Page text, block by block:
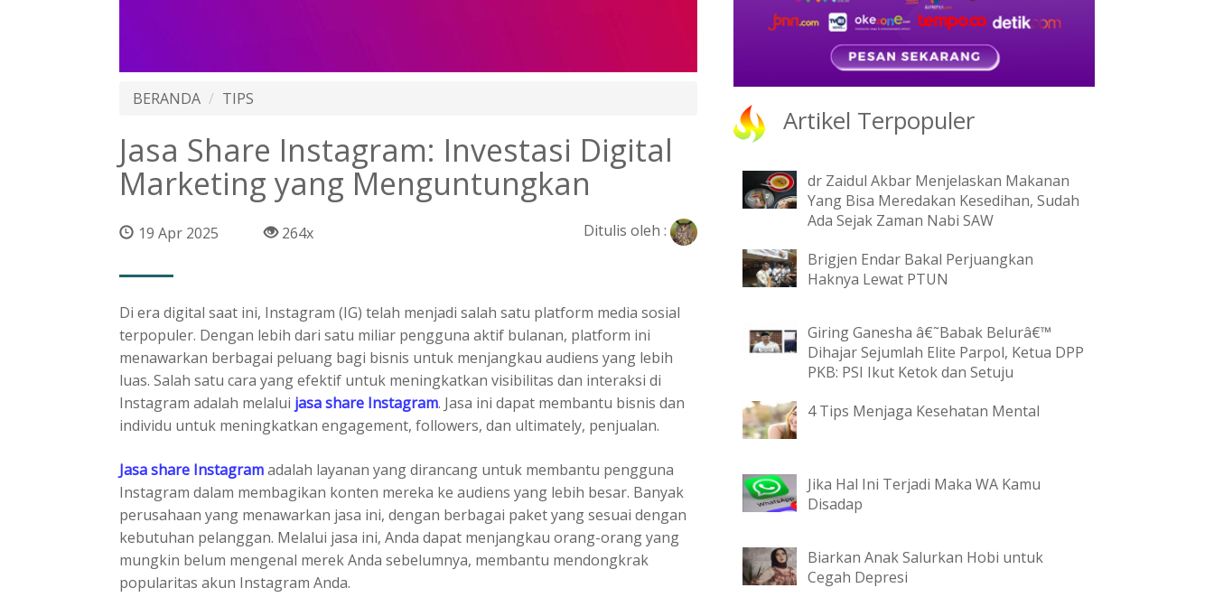
BERANDA TIPS
Jasa Share Instagram: Investasi Digital
Marketing yang Menguntungkan
19 Apr 2025 264x Ditulis oleh :
Di era digital saat ini, Instagram (IG) telah menjadi salah satu platform media sosial
terpopuler. Dengan lebih dari satu miliar pengguna aktif bulanan, platform ini
menawarkan berbagai peluang bagi bisnis untuk menjangkau audiens yang lebih
luas. Salah satu cara yang efektif untuk meningkatkan visibilitas dan interaksi di
Instagram adalah melalui jasa share Instagram. Jasa ini dapat membantu bisnis dan
individu untuk meningkatkan engagement, followers, dan ultimately, penjualan.
Jasa share Instagramadalah layanan yang dirancang untuk membantu pengguna
Instagram dalam membagikan konten mereka ke audiens yang lebih besar. Banyak
perusahaan yang menawarkan jasa ini, dengan berbagai paket yang sesuai dengan
kebutuhan pelanggan. Melalui jasa ini, Anda dapat menjangkau orang-orang yang
mungkin belum mengenal merek Anda sebelumnya, membantu mendongkrak
popularitas akun Instagram Anda.
Artikel Terpopuler
dr Zaidul Akbar Menjelaskan Makanan
Yang Bisa Meredakan Kesedihan, Sudah
Ada Sejak Zaman Nabi SAW
Brigjen Endar Bakal Perjuangkan
Haknya Lewat PTUN
Giring Ganesha â€˜Babak Belurâ€™
Dihajar Sejumlah Elite Parpol, Ketua DPP
PKB: PSI Ikut Ketok dan Setuju
4 Tips Menjaga Kesehatan Mental
Jika Hal Ini Terjadi Maka WA Kamu
Disadap
Biarkan Anak Salurkan Hobi untuk
Cegah Depresi